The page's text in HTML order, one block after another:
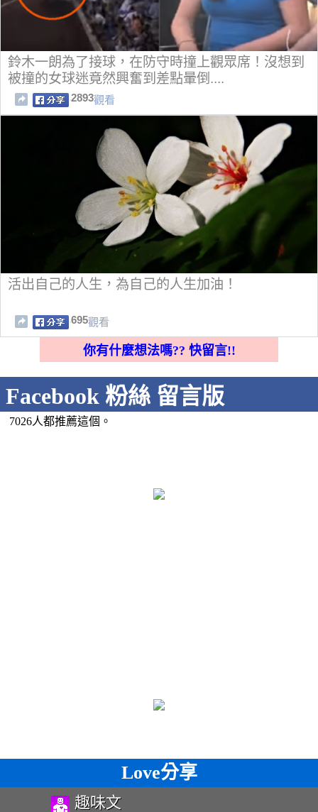
鈴木一朗為了接球，在防守時撞上觀眾席！沒想到
被撞的女球迷竟然興奮到差點暈倒....
2893觀看
活出自己的人生，為自己的人生加油！
695觀看
你有什麼想法嗎?? 快留言!!
Facebook 粉絲 留言版
7026人都推薦這個。
Love分享
趣味文